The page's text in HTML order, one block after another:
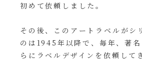
初めて依頼しました。
その後、このアートラベルがシ
のは1945年以降で、毎年、著
らにラベルデザインを依頼して